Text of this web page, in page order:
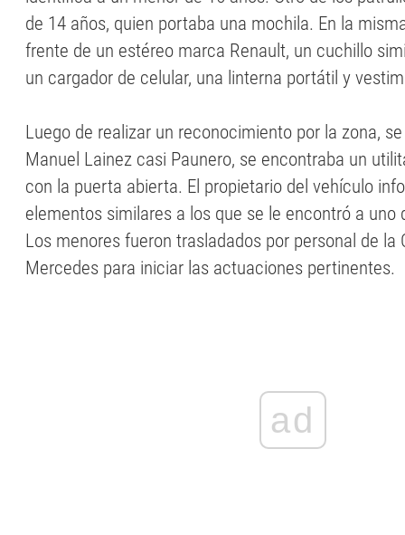
de 14 años, quien portaba una mochila. En la
frente de un estéreo marca Renault, un cuchillo
un cargador de celular, una linterna portátil y
Luego de realizar un reconocimiento por la zona,
Manuel Lainez casi Paunero, se encontraba un
con la puerta abierta. El propietario del vehículo
elementos similares a los que se le encontró a uno
Los menores fueron trasladados por personal de la
Mercedes para iniciar las actuaciones pertinentes.
ad